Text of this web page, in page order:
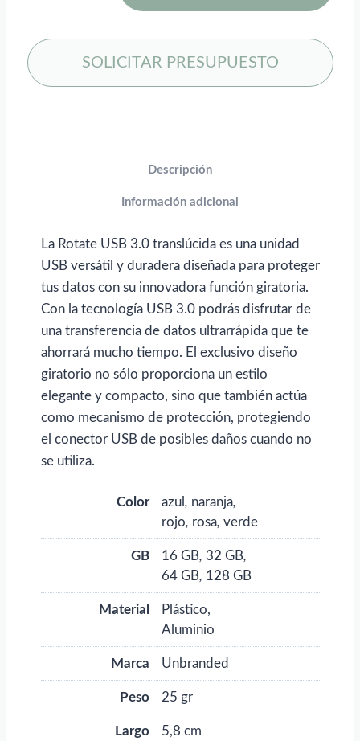
translúcida
Rotate
para
SOLICITAR PRESUPUESTO
Descripción
Información adicional
La Rotate USB 3.0 translúcida es una unidad
USB versátil y duradera diseñada para proteger
tus datos con su innovadora función giratoria.
Con la tecnología USB 3.0 podrás disfrutar de
una transferencia de datos ultrarrápida que te
ahorrará mucho tiempo. El exclusivo diseño
giratorio no sólo proporciona un estilo
elegante y compacto, sino que también actúa
como mecanismo de protección, protegiendo
el conector USB de posibles daños cuando no
se utiliza.
Color azul , naranja,
rojo, rosa, verde
GB 16 GB, 32 GB,
64 GB, 128 GB
Material
Plástico,
Aluminio
Marca Unbranded
Peso 25 gr
Largo 5,8 cm